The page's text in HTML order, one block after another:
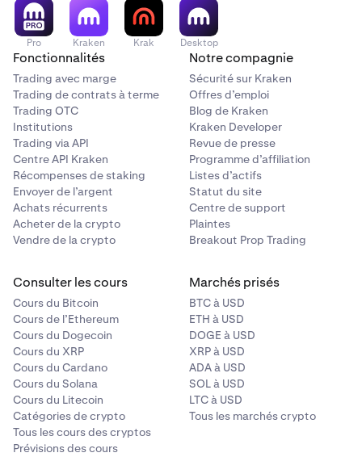
Pro Kraken Krak Desktop
Fonctionnalités
Trading avec marge
Trading de contrats à terme
Trading OTC
Institutions
Trading via API
Centre API Kraken
Récompenses de staking
Envoyer de l’argent
Achats récurrents
Acheter de la crypto
Vendre de la crypto
Notre compagnie
Sécurité sur Kraken
Offres d’emploi
Blog de Kraken
Kraken Developer
Revue de presse
Programme d’affiliation
Listes d’actifs
Statut du site
Centre de support
Plaintes
Breakout Prop Trading
Consulter les cours
Cours du Bitcoin
Cours de l’Ethereum
Cours du Dogecoin
Cours du XRP
Cours du Cardano
Cours du Solana
Cours du Litecoin
Catégories de crypto
Tous les cours des cryptos
Prévisions des cours
Marchés prisés
BTC à USD
ETH à USD
DOGE à USD
XRP à USD
ADA à USD
SOL à USD
LTC à USD
Tous les marchés crypto